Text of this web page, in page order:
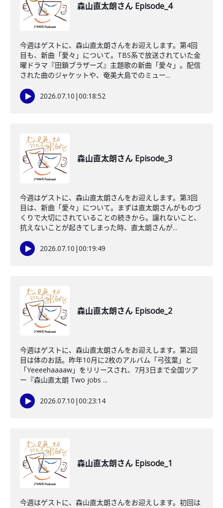
森山直太朗さん Episode_4
今週はゲストに、森山直太朗さんをお迎えします。第4回
目も、新曲「愛々」について。TBS系で放送されていた金
曜ドラマ『田鎖ブラザーズ』主題歌の新曲「愛々」。配信
された曲のジャケットや、奄美大島でのミュー...
2026.07.10 |00:18:52
森山直太朗さん Episode_3
今週はゲストに、森山直太朗さんをお迎えします。第3回
目は、新曲「愛々」について。まずは直太朗さんがものづ
くりで大切にされていることの続きから。譲れないこと、
抗えないことが起きてしまった時、直太朗さんが...
2026.07.10 |00:19:49
森山直太朗さん Episode_2
今週はゲストに、森山直太朗さんをお迎えします。第2回
目は体のお話。昨年10月に2枚のアルバム「弓弦葉」と
「Yeeeehaaaaw」をリリースされ、7月3日まで全国ツア
ー『森山直太朗 Two jobs ...
2026.07.10 |00:23:14
森山直太朗さん Episode_1
今週はゲストに、森山直太朗さんをお迎えします。初回は